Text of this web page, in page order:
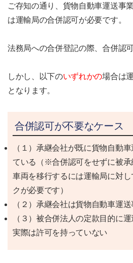
ご存知の通り、貨物自動車運送事
は運輸局の合併認可が必要です。
法務局への合併登記の際、合併認
しかし、以下のいずれかの場合は
となります。
合併認可が不要なケース
（１）承継会社が既に貨物自動
ている（※合併認可をせずに被
車両を移行するには運輸局に対
クが必要です）
（２）承継会社は貨物自動車運
（３）被合併法人の定款目的に
実際は許可を持っていない